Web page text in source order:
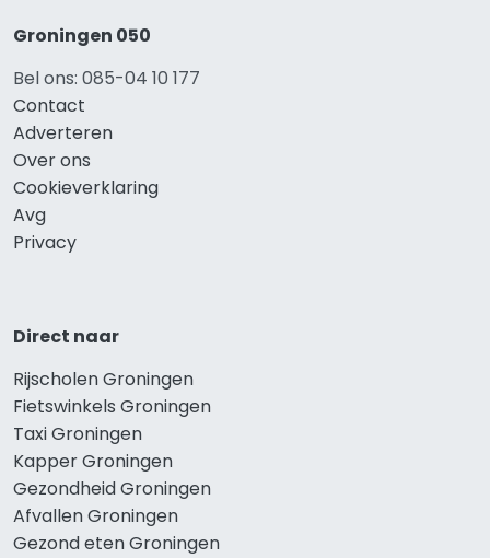
Groningen 050
Bel ons: 085-04 10 177
Contact
Adverteren
Over ons
Cookieverklaring
Avg
Privacy
Direct naar
Rijscholen Groningen
Fietswinkels Groningen
Taxi Groningen
Kapper Groningen
Gezondheid Groningen
Afvallen Groningen
Gezond eten Groningen